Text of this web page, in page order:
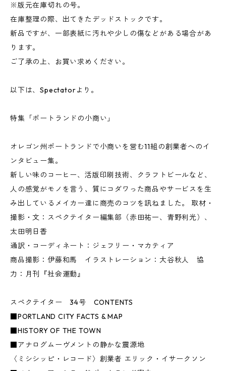
※版元在庫切れの号。
在庫整理の際、出てきたデッドストックです。
新品ですが、一部表紙に汚れや少しの傷などがある場合があ
ります。
ご了承の上、お買い求めください。
以下は、Spectatorより。
特集「ポートランドの小商い」
オレゴン州ポートランドで小商いを営む11組の創業者へのイ
ンタビュー集。
新しい味のコーヒー、活版印刷技術、クラフトビールなど、
人の感覚がモノを言う、質にコダワった商品やサービスを生
み出しているメイカー達に商売のコツを訊ねました。 取材・
撮影・文：スペクテイター編集部（赤田祐一、青野利光）、
太田明日香
通訳・コーディネート：ジェフリー・マカティア
商品撮影：伊藤和馬 イラストレーション：大谷秋人 協
力：月刊『社会運動』
スペクテイター 34号 CONTENTS
■PORTLAND CITY FACTS & MAP
■HISTORY OF THE TOWN
■アナログムーヴメントの静かな震源地
〈ミシシッピ・レコード〉創業者 エリック・イサークソン